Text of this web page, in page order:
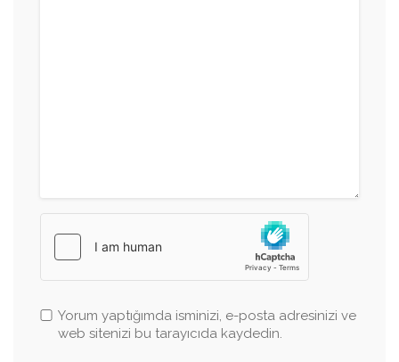
Yorum yaptığımda isminizi, e-posta adresinizi ve
web sitenizi bu tarayıcıda kaydedin.